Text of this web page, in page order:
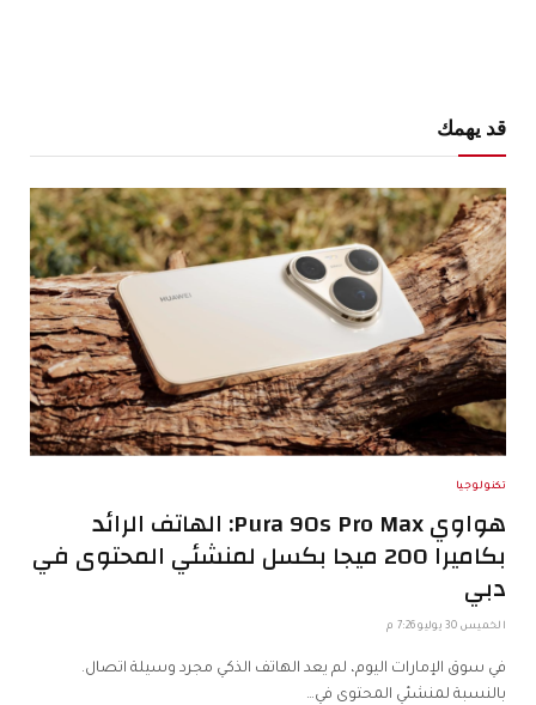
قد يهمك
تكنولوجيا
هواوي Pura 90s Pro Max: الهاتف الرائد
بكاميرا 200 ميجا بكسل لمنشئي المحتوى في
دبي
الخميس 30 يوليو 7:26 م
في سوق الإمارات اليوم، لم يعد الهاتف الذكي مجرد وسيلة اتصال.
بالنسبة لمنشئي المحتوى في…